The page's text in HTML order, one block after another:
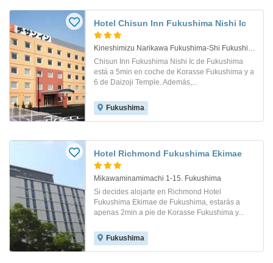
Hotel Chisun Inn Fukushima Nishi Ic
Kineshimizu Narikawa Fukushima-Shi Fukushima 20-1. Fukushima
Chisun Inn Fukushima Nishi Ic de Fukushima
está a 5min en coche de Korasse Fukushima y a
6 de Daizoji Temple. Además,...
Fukushima
Hotel Richmond Fukushima Ekimae
Mikawaminamimachi 1-15. Fukushima
Si decides alojarte en Richmond Hotel
Fukushima Ekimae de Fukushima, estarás a
apenas 2min a pie de Korasse Fukushima y...
Fukushima